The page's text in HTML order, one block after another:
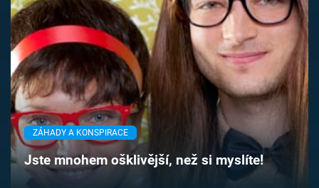
Témata
Pořady
TV Program
Časopis
Sledujte prima+
ZÁHADY A KONSPIRACE
Jste mnohem ošklivější, než si myslíte!